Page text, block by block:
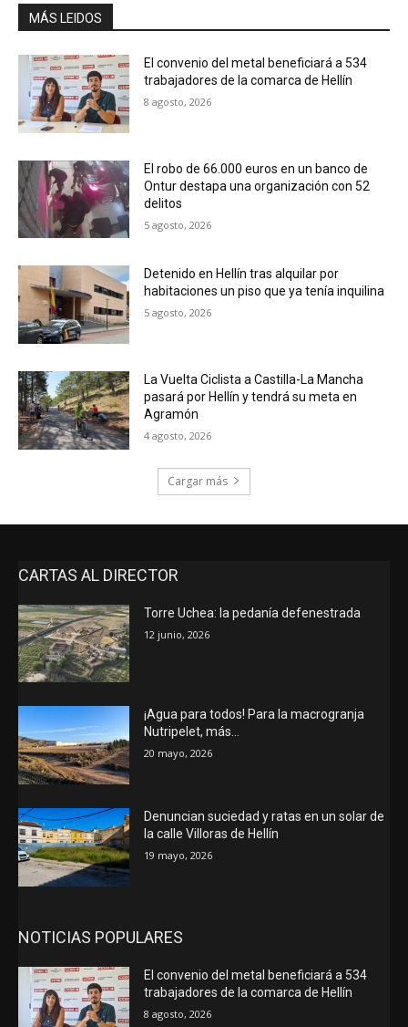
MÁS LEIDOS
El convenio del metal beneficiará a 534
trabajadores de la comarca de Hellín
8 agosto, 2026
El robo de 66.000 euros en un banco de
Ontur destapa una organización con 52
delitos
5 agosto, 2026
Detenido en Hellín tras alquilar por
habitaciones un piso que ya tenía inquilina
5 agosto, 2026
La Vuelta Ciclista a Castilla-La Mancha
pasará por Hellín y tendrá su meta en
Agramón
4 agosto, 2026
Cargar más
CARTAS AL DIRECTOR
Torre Uchea: la pedanía defenestrada
12 junio, 2026
¡Agua para todos! Para la macrogranja
Nutripelet, más…
20 mayo, 2026
Denuncian suciedad y ratas en un solar de
la calle Villoras de Hellín
19 mayo, 2026
NOTICIAS POPULARES
El convenio del metal beneficiará a 534
trabajadores de la comarca de Hellín
8 agosto, 2026